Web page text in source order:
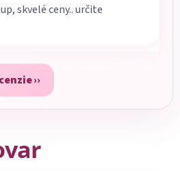
skvelé ceny.. určite